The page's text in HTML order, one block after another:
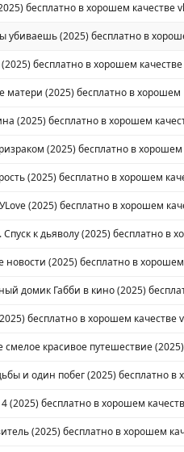
бесплатно в хорошем качестве
убиваешь (2025) бесплатно в
бесплатно в хорошем качестве
(2025) бесплатно в хорошем
(2025) бесплатно в хорошем
(2025) бесплатно в хорошем
(2025) бесплатно в хорошем
(2025) бесплатно в хорошем
к дьяволу (2025) бесплатно в
(2025) бесплатно в хорошем
домик Габби в кино (2025)
бесплатно в хорошем качестве
красивое путешествие
и один побег (2025) бесплатно в
(2025) бесплатно в хорошем
(2025) бесплатно в хорошем